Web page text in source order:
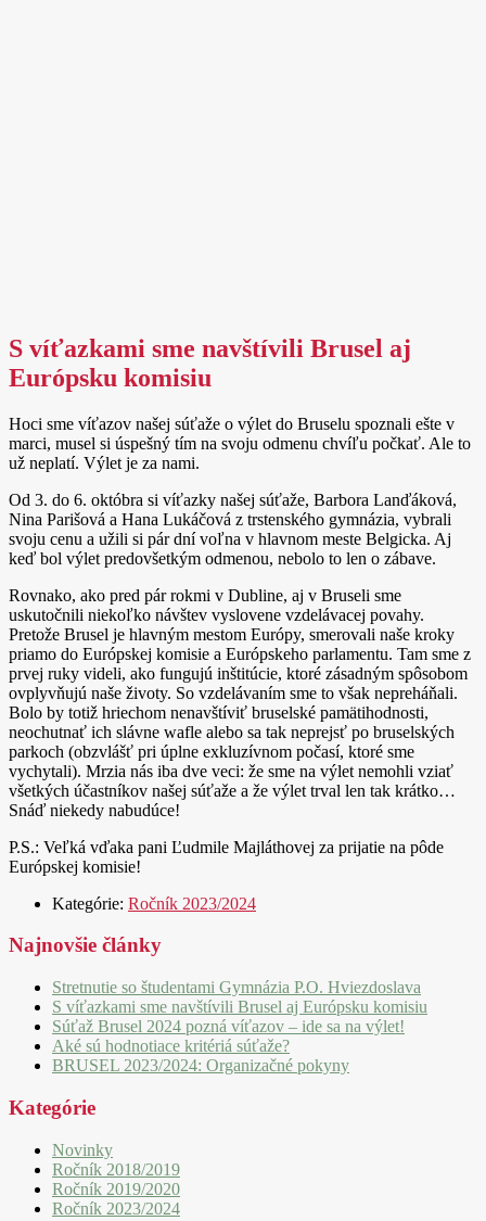
S víťazkami sme navštívili Brusel aj
Európsku komisiu
Hoci sme víťazov našej súťaže o výlet do Bruselu spoznali ešte v
marci, musel si úspešný tím na svoju odmenu chvíľu počkať. Ale to
už neplatí. Výlet je za nami.
Od 3. do 6. októbra si víťazky našej súťaže, Barbora Lanďáková,
Nina Parišová a Hana Lukáčová z trstenského gymnázia, vybrali
svoju cenu a užili si pár dní voľna v hlavnom meste Belgicka. Aj
keď bol výlet predovšetkým odmenou, nebolo to len o zábave.
Rovnako, ako pred pár rokmi v Dubline, aj v Bruseli sme
uskutočnili niekoľko návštev vyslovene vzdelávacej povahy.
Pretože Brusel je hlavným mestom Európy, smerovali naše kroky
priamo do Európskej komisie a Európskeho parlamentu. Tam sme z
prvej ruky videli, ako fungujú inštitúcie, ktoré zásadným spôsobom
ovplyvňujú naše životy. So vzdelávaním sme to však nepreháňali.
Bolo by totiž hriechom nenavštíviť bruselské pamätihodnosti,
neochutnať ich slávne wafle alebo sa tak neprejsť po bruselských
parkoch (obzvlášť pri úplne exkluzívnom počasí, ktoré sme
vychytali). Mrzia nás iba dve veci: že sme na výlet nemohli vziať
všetkých účastníkov našej súťaže a že výlet trval len tak krátko…
Snáď niekedy nabudúce!
P.S.: Veľká vďaka pani Ľudmile Majláthovej za prijatie na pôde
Európskej komisie!
Kategórie: Ročník 2023/2024
Najnovšie články
Stretnutie so študentami Gymnázia P.O. Hviezdoslava
S víťazkami sme navštívili Brusel aj Európsku komisiu
Súťaž Brusel 2024 pozná víťazov – ide sa na výlet!
Aké sú hodnotiace kritériá súťaže?
BRUSEL 2023/2024: Organizačné pokyny
Kategórie
Novinky
Ročník 2018/2019
Ročník 2019/2020
Ročník 2023/2024